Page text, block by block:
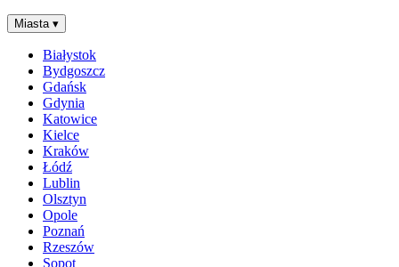
Miasta ▾
Białystok
Bydgoszcz
Gdańsk
Gdynia
Katowice
Kielce
Kraków
Łódź
Lublin
Olsztyn
Opole
Poznań
Rzeszów
Sopot